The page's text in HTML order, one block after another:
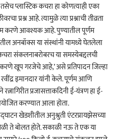
तसेच प्लास्टिक कचरा हा कोणत्याही एका
प्रश्न आहे. त्यामुळे त्या प्रश्नाची तीव्रता
करणे आवश्यक आहे. पुण्यातील पूर्णम
अनबॉक्स या संस्थांनी यामध्ये घेतलेला
संकलनाबरोबरच या समस्येबद्दलची
खूप गरजेचे आहे,’ असे प्रतिपादन जिल्हा
इमानदार यांनी केले. पूर्णम आणि
प्रजासत्ताकदिनी ई-यंत्रण हा ई-
करण्यात आला होता.
खेडशीतील अनुश्रुती एंटरप्रायझेसच्या
ते बोलत होते. सकाळी नऊ ते एक या